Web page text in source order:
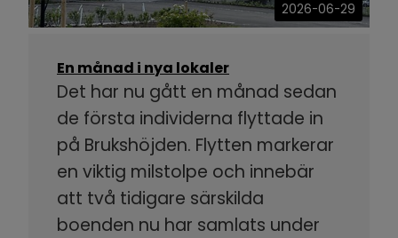
2026-06-29
En månad i nya lokaler
Det har nu gått en månad sedan
de första individerna flyttade in
på Brukshöjden. Flytten markerar
en viktig milstolpe och innebär
att två tidigare särskilda
boenden nu har samlats under